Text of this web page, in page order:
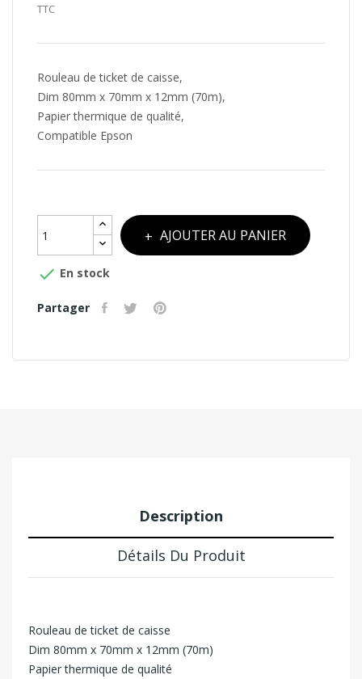
TTC
Rouleau de ticket de caisse,
Dim 80mm x 70mm x 12mm (70m),
Papier thermique de qualité,
Compatible Epson
AJOUTER AU PANIER
 En stock
Partager
Description
Détails Du Produit
Rouleau de ticket de caisse
Dim 80mm x 70mm x 12mm (70m)
Papier thermique de qualité